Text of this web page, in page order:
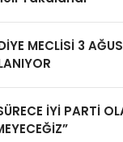
MECLİSİ 3
İYİ PARTİ